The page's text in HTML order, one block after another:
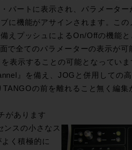
・パートに表示され、パラメータ
ブに機能がアサインされます。こ
備えプッシュによるOn/Offの機能
で全てのパラメーターの表示が可
表示することの可能となってい
』を備え、JOGと併用しての
の前を離れること無く編集
があります
ンスの小さなス
く積極的に